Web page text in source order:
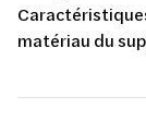
matériau du
perçage: 626